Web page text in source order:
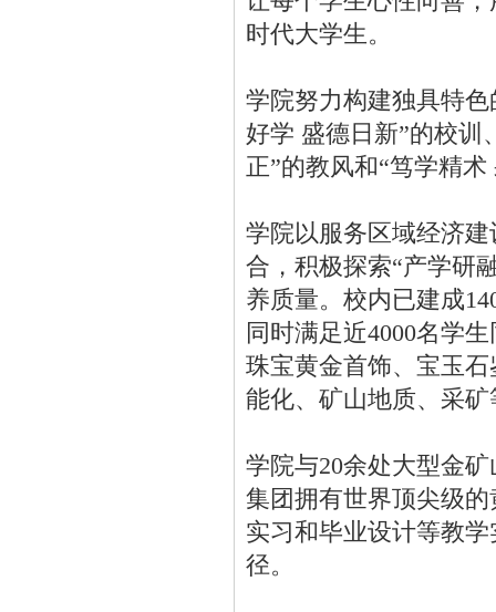
时代大学生。
学院努力构建独具特
好学 盛德日新”的校训
正”的教风和“笃学精
学院以服务区域经济
合，积极探索“产学研
养质量。校内已建成
同时满足近4000名学
珠宝黄金首饰、宝玉
能化、矿山地质、采
学院与20余处大型金
集团拥有世界顶尖级
实习和毕业设计等教
径。